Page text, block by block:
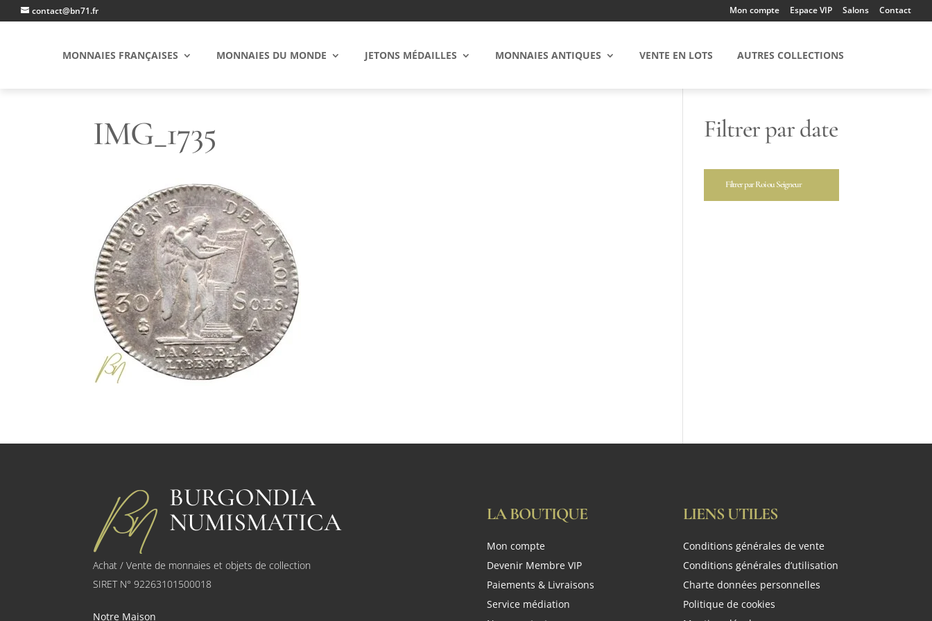
contact@bn71.fr Mon compte Espace VIP Salons Contact
MONNAIES FRANÇAISES MONNAIES DU MONDE JETONS MÉDAILLES MONNAIES ANTIQUES VENTE EN LOTS AUTRES COLLECTIONS
IMG_1735 Filtrer par date
Filtrer par Roi ou Seigneur
BURGONDIA
NUMISMATICA
Achat / Vente de monnaies et objets de collection
SIRET N° 92263101500018
Notre Maison
LA BOUTIQUE
Mon compte
Devenir Membre VIP
Paiements & Livraisons
Service médiation
LIENS UTILES
Conditions générales de vente
Conditions générales d’utilisation
Charte données personnelles
Politique de cookies